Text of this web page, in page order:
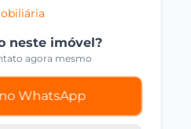
neste imóvel?
agora mesmo
WhatsApp